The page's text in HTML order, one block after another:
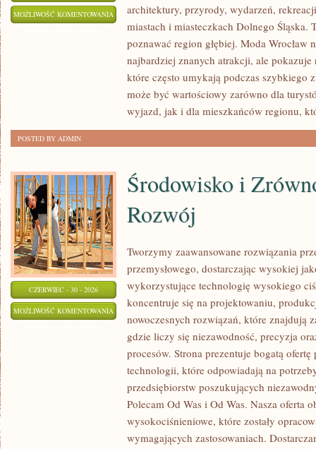
MOŻLIWOŚĆ KOMENTOWANIA LUBINarchitektury, przyrody, wydarzeń,
miastach i miasteczkach Dolnego Śląska.
poznawać region głębiej. Moda Wrocław
najbardziej znanych atrakcji, ale
które często umykają podczas szybkiego
może być wartościowy zarówno dla
wyjazd, jak i dla mieszkańców regionu,
POSTED BY ADMIN
CZERWIEC - 30 - 2026
MOŻLIWOŚĆ KOMENTOWANIA
ZRÓWNOWAŻONY
Środowisko i
Rozwój
Tworzymy zaawansowane rozwiązania
przemysłowego, dostarczając wysokiej
wykorzystujące technologię wysokiego
koncentruje się na projektowaniu,
nowoczesnych rozwiązań, które znajdują
gdzie liczy się niezawodność, precyzja
procesów. Strona prezentuje bogatą ofertę
technologii, które odpowiadają na
przedsiębiorstw poszukujących
Polecam Od Was i Od Was. Nasza oferta
wysokociśnieniowe, które zostały
wymagających zastosowaniach.